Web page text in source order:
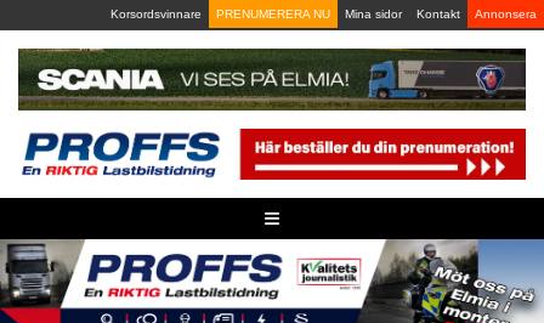
to
content
Korsordsvinnare PRENUMERERA NU Mina sidor Kontakt Annonsera
≡